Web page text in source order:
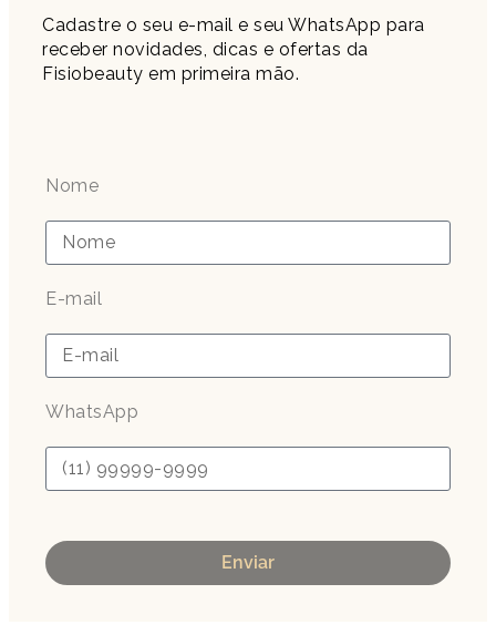
Cadastre o seu e-mail e seu WhatsApp para
receber novidades, dicas e ofertas da
Fisiobeauty em primeira mão.
Nome
E-mail
WhatsApp
Enviar